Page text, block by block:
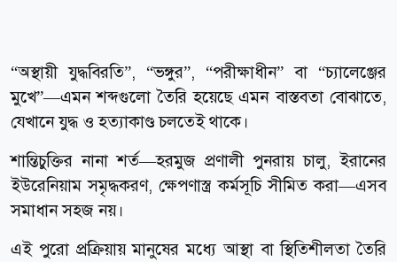
“অস্থায়ী যুদ্ধবিরতি”, “ভঙ্গুর”, “পরীক্ষাধীন” বা “চ্যালেঞ্জের
মুখে”—এমন শব্দগুলো তৈরি হয়েছে এমন বাস্তবতা বোঝাতে,
যেখানে যুদ্ধ ও হত্যাকাণ্ড চলতেই থাকে।
শান্তিচুক্তির নানা শর্ত—হরমুজ প্রণালী পুনরায় চালু, ইরানের
ইউরেনিয়াম সমৃদ্ধকরণ, ক্ষেপণাস্ত্র কর্মসূচি সীমিত করা—এসব
সমাধান সহজ নয়।
এই পুরো প্রক্রিয়ায় মানুষের মধ্যে আস্থা বা স্থিতিশীলতা তৈরি